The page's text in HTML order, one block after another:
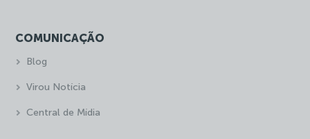
COMUNICAÇÃO
Blog
Virou Notícia
Central de Mídia